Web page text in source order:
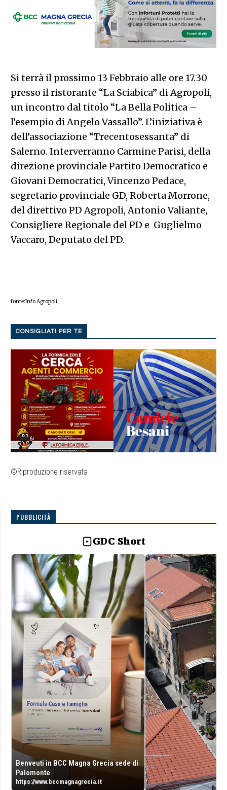
Si terrà il prossimo 13 Febbraio alle ore 17.30
presso il ristorante “La Sciabica” di Agropoli,
un incontro dal titolo “La Bella Politica –
l’esempio di Angelo Vassallo”. L’iniziativa è
dell’associazione “Trecentosessanta” di
Salerno. Interverranno Carmine Parisi, della
direzione provinciale Partito Democratico e
Giovani Democratici, Vincenzo Pedace,
segretario provinciale GD, Roberta Morrone,
del direttivo PD Agropoli, Antonio Valiante,
Consigliere Regionale del PD e Guglielmo
Vaccaro, Deputato del PD.
fonte:Info Agropoli
CONSIGLIATI PER TE
©Riproduzione riservata
PUBBLICITÀ
GDC Short
Benveuti in BCC Magna Grecia sede di
Palomonte
https://www.bccmagnagrecia.it